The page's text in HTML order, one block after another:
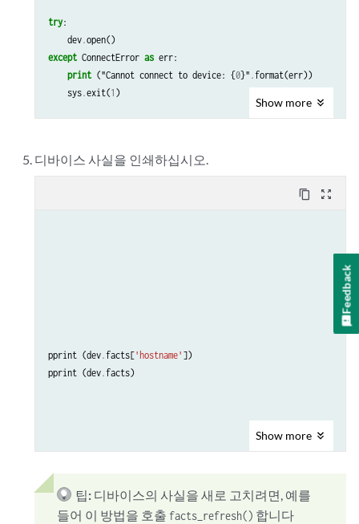
try:
dev.open()
except ConnectError as err:
print ("Cannot connect to device: {0}" .format(err))
sys.exit(1 )
Show more
디바이스 사실을 인쇄하십시오.
content_copy zoom_out_map
pprint (dev.facts['hostname' ])
pprint (dev.facts)
Show more
팁: 디바이스의 사실을 새로 고치려면, 예를
들어 이 방법을 호출 facts_refresh() 합니다
Feedback